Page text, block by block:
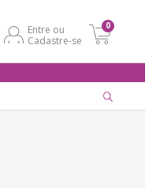
Entre ou
Cadastre-se
0